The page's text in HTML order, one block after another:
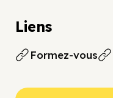
Liens
Formez-vous